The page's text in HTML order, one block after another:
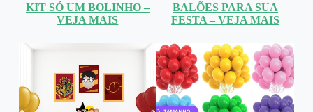
KIT SÓ UM BOLINHO –
VEJA MAIS
BALÕES PARA SUA
FESTA – VEJA MAIS